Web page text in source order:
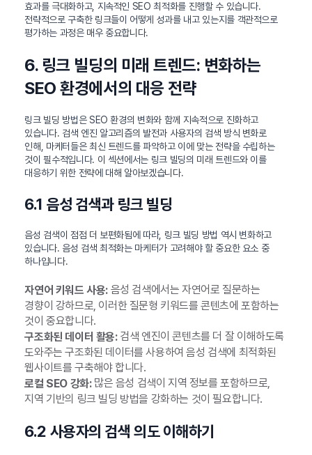
효과를 극대화하고, 지속적인 SEO 최적화를 진행할 수 있습니다.
전략적으로 구축한 링크들이 어떻게 성과를 내고 있는지를 객관적으로
평가하는 과정은 매우 중요합니다.
6. 링크 빌딩의 미래 트렌드: 변화하는
SEO 환경에서의 대응 전략
링크 빌딩 방법은 SEO 환경의 변화와 함께 지속적으로 진화하고
있습니다. 검색 엔진 알고리즘의 발전과 사용자의 검색 방식 변화로
인해, 마케터들은 최신 트렌드를 파악하고 이에 맞는 전략을 수립하는
것이 필수적입니다. 이 섹션에서는 링크 빌딩의 미래 트렌드와 이를
대응하기 위한 전략에 대해 알아보겠습니다.
6.1 음성 검색과 링크 빌딩
음성 검색이 점점 더 보편화됨에 따라, 링크 빌딩 방법 역시 변화하고
있습니다. 음성 검색 최적화는 마케터가 고려해야 할 중요한 요소 중
하나입니다.
자연어 키워드 사용:음성 검색에서는 자연어로 질문하는
경향이 강하므로, 이러한 질문형 키워드를 콘텐츠에 포함하는
것이 중요합니다.
구조화된 데이터 활용:검색 엔진이 콘텐츠를 더 잘 이해하도록
도와주는 구조화된 데이터를 사용하여 음성 검색에 최적화된
웹사이트를 구축해야 합니다.
로컬 SEO 강화:많은 음성 검색이 지역 정보를 포함하므로,
지역 기반의 링크 빌딩 방법을 강화하는 것이 필요합니다.
6.2 사용자의 검색 의도 이해하기